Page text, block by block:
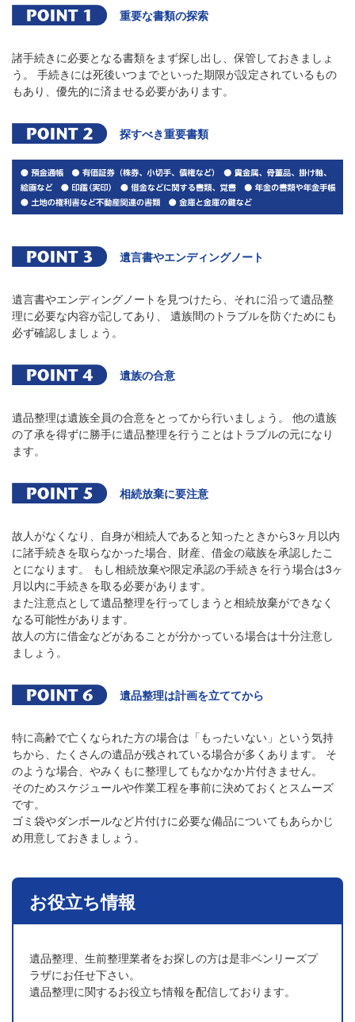
重要な書類の探索
諸手続きに必要となる書類をまず探し出し、保管しておきましょ
う。 手続きには死後いつまでといった期限が設定されているもの
もあり、優先的に済ませる必要があります。
探すべき重要書類
遺言書やエンディングノート
遺言書やエンディングノートを見つけたら、それに沿って遺品整
理に必要な内容が記してあり、 遺族間のトラブルを防ぐためにも
必ず確認しましょう。
遺族の合意
遺品整理は遺族全員の合意をとってから行いましょう。 他の遺族
の了承を得ずに勝手に遺品整理を行うことはトラブルの元になり
ます。
相続放棄に要注意
故人がなくなり、自身が相続人であると知ったときから3ヶ月以内
に諸手続きを取らなかった場合、財産、借金の蔵族を承認したこ
とになります。 もし相続放棄や限定承認の手続きを行う場合は3ヶ
月以内に手続きを取る必要があります。
また注意点として遺品整理を行ってしまうと相続放棄ができなく
なる可能性があります。
故人の方に借金などがあることが分かっている場合は十分注意し
ましょう。
遺品整理は計画を立ててから
特に高齢で亡くなられた方の場合は「もったいない」という気持
ちから、たくさんの遺品が残されている場合が多くあります。 そ
のような場合、やみくもに整理してもなかなか片付きません。
そのためスケジュールや作業工程を事前に決めておくとスムーズ
です。
ゴミ袋やダンボールなど片付けに必要な備品についてもあらかじ
め用意しておきましょう。
お役立ち情報
遺品整理、生前整理業者をお探しの方は是非ベンリーズプ
ラザにお任せ下さい。
遺品整理に関するお役立ち情報を配信しております。